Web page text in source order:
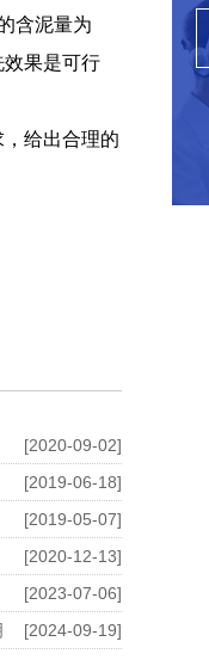
含泥量为
果是可行
给出合理的
[2020-09-02]
[2019-06-18]
[2019-05-07]
[2020-12-13]
[2023-07-06]
[2024-09-19]